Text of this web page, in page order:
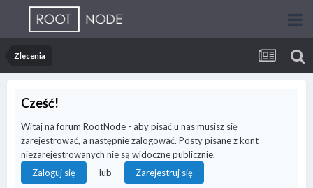
Zlecenia
Cześć!
Witaj na forum RootNode - aby pisać u nas musisz się
zarejestrować, a następnie zalogować. Posty pisane z kont
niezarejestrowanych nie są widoczne publicznie.
Zaloguj się
lub Zarejestruj się